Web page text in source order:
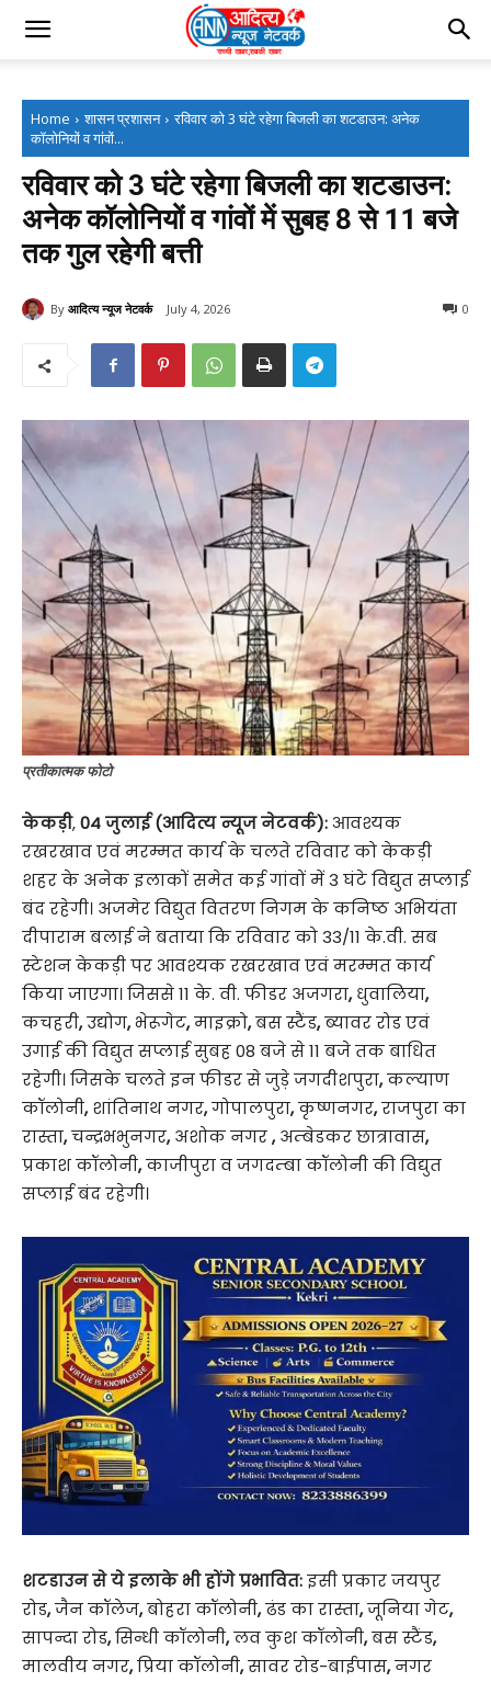
Home शासन प्रशासन
रविवार को 3 घंटे रहेगा बिजली का शटडाउन: अनेक
कॉलोनियों व गांवों...
रविवार को 3 घंटे रहेगा बिजली का शटडाउन:
अनेक कॉलोनियों व गांवों में सुबह 8 से 11 बजे
तक गुल रहेगी बत्ती
By आदित्य न्यूज नेटवर्क July 4, 2026 0
प्रतीकात्मक फोटो
केकड़ी,04 जुलाई (आदित्य न्यूज नेटवर्क):आवश्यक
रखरखाव एवं मरम्मत कार्य के चलते रविवार को केकड़ी
शहर के अनेक इलाकों समेत कई गांवों में 3 घंटे विद्युत सप्लाई
बंद रहेगी। अजमेर विद्युत वितरण निगम के कनिष्ठ अभियंता
दीपाराम बलाई ने बताया कि रविवार को 33/11 के.वी. सब
स्टेशन केकड़ी पर आवश्यक रखरखाव एवं मरम्मत कार्य
किया जाएगा। जिससे 11 के. वी. फीडर अजगरा,धुवालिया,
कचहरी,उद्योग,भेरूगेट,माइक्रो,बस स्टैंड,ब्यावर रोड एवं
उगाई की विद्युत सप्लाई सुबह 08 बजे से 11 बजे तक बाधित
रहेगी। जिसके चलते इन फीडर से जुड़े जगदीशपुरा,कल्याण
कॉलोनी,शांतिनाथ नगर,गोपालपुरा,कृष्णनगर,राजपुरा का
रास्ता,चन्द्रभभुनगर,अशोक नगर,अम्बेडकर छात्रावास,
प्रकाश कॉलोनी,काजीपुरा व जगदम्बा कॉलोनी की विद्युत
सप्लाई बंद रहेगी।
शटडाउन से ये इलाके भी होंगे प्रभावित:इसी प्रकार जयपुर
रोड,जैन कॉलेज,बोहरा कॉलोनी,ढंड का रास्ता,जूनिया गेट,
सापन्दा रोड,सिन्धी कॉलोनी,लव कुश कॉलोनी,बस स्टैंड,
मालवीय नगर,प्रिया कॉलोनी,सावर रोड-बाईपास,नगर